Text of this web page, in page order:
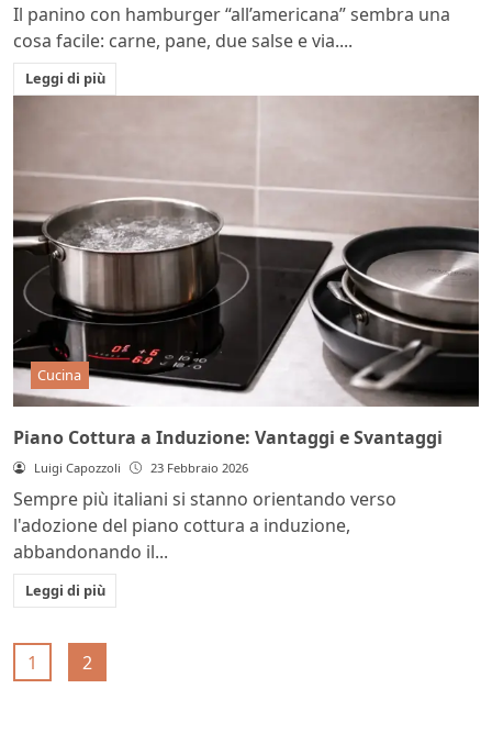
Il panino con hamburger “all’americana” sembra una
cosa facile: carne, pane, due salse e via....
Leggi di più
Cucina
Piano Cottura a Induzione: Vantaggi e Svantaggi
Luigi Capozzoli 23 Febbraio 2026
Sempre più italiani si stanno orientando verso
l'adozione del piano cottura a induzione,
abbandonando il...
Leggi di più
1 2